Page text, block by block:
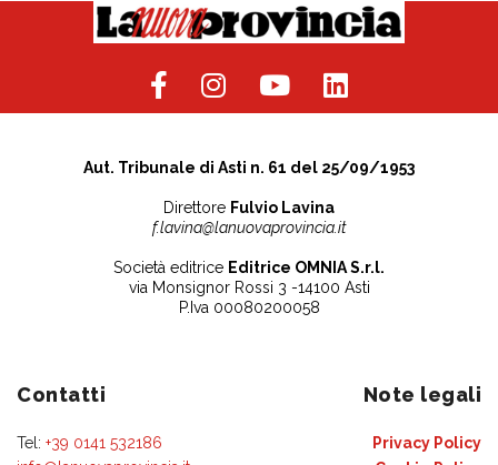
Aut. Tribunale di Asti n. 61 del 25/09/1953
Direttore Fulvio Lavina
f.lavina@lanuovaprovincia.it
Società editrice Editrice OMNIA S.r.l.
via Monsignor Rossi 3 -14100 Asti
P.Iva 00080200058
Contatti
Tel: +39 0141 532186
Note legali
Privacy Policy